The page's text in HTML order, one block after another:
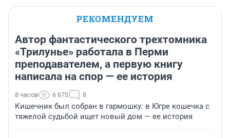
РЕКОМЕНДУЕМ
Автор фантастического трехтомника
«Трилунье» работала в Перми
преподавателем, а первую книгу
написала на спор — ее история
8 часов 6 675 8
Кишечник был собран в гармошку: в Югре кошечка с
тяжелой судьбой ищет новый дом — ее история